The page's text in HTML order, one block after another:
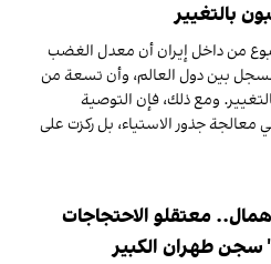
من داخل إيران أن معدل الغضب
بين دول العالم، وأن تسعة من
ومع ذلك، فإن التوصية
معالجة جذور الاستياء، بل ركزت على
معتقلو الاحتجاجات
سجن طهران الكبير